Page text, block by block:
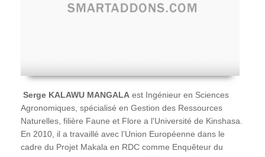
Serge KALAWU MANGALA est Ingénieur en Sciences
Agronomiques, spécialisé en Gestion des Ressources
Naturelles, filière Faune et Flore a l'Université de Kinshasa.
En 2010, il a travaillé avec l’Union Européenne dans le
cadre du Projet Makala en RDC comme Enquêteur du